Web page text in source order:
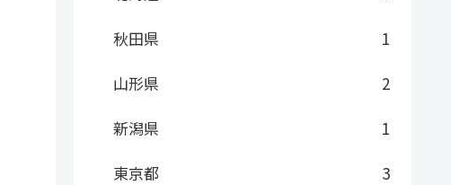
秋田県
1
山形県
2
新潟県
1
東京都
3